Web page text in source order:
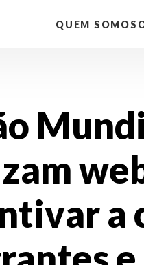
QUEM SOMOS
a